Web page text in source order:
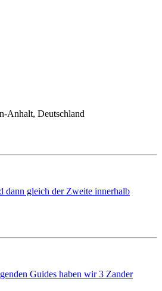
Anhalt, Deutschland
dann gleich der Zweite innerhalb
Guides haben wir 3 Zander